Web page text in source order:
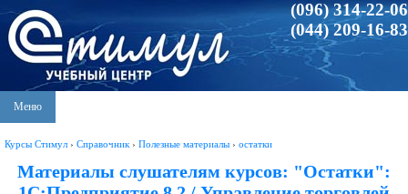
(096) 314-22-06
(044) 209-16-83
Меню
Курсы Стимул › Справочник › Полезные материалы › остатки
Материалы слушателям курсов: "Остатки":